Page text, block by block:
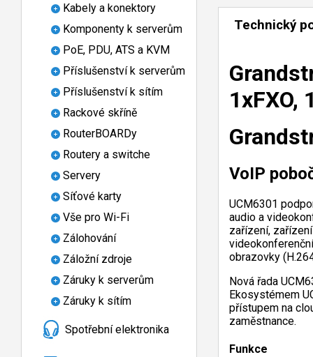
Kabely a konektory
Komponenty k serverům
PoE, PDU, ATS a KVM
Příslušenství k serverům
Příslušenství k sítím
Rackové skříně
RouterBOARDy
Routery a switche
Servery
Síťové karty
Vše pro Wi-Fi
Zálohování
Záložní zdroje
Záruky k serverům
Záruky k sítím
Spotřební elektronika
Technický
1xFXO,
VoIP
UCM6301
audio a
zařízení,
obrazovky
Nová řada
Ekosystémem
přístupem na
zaměstnance.
Funkce